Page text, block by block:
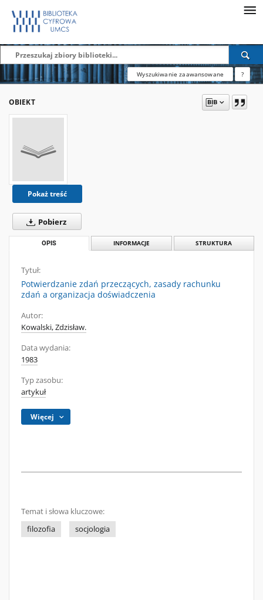
Wyszukiwanie zaawansowane ?
OBIEKT
Pokaż treść
Pobierz
OPIS INFORMACJE STRUKTURA
Tytuł:
Potwierdzanie zdań przeczących, zasady rachunku
zdań a organizacja doświadczenia
Autor:
Kowalski, Zdzisław.
Data wydania:
1983
Typ zasobu:
artykuł
Więcej
Temat i słowa kluczowe:
filozofia
socjologia